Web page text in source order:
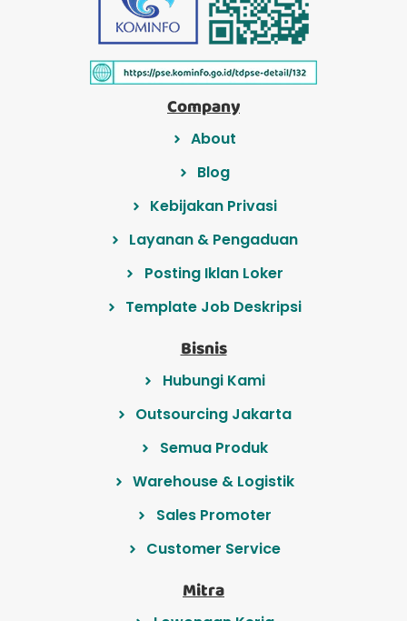
Company
About
Blog
Kebijakan Privasi
Layanan & Pengaduan
Posting Iklan Loker
Template Job Deskripsi
Bisnis
Hubungi Kami
Outsourcing Jakarta
Semua Produk
Warehouse & Logistik
Sales Promoter
Customer Service
Mitra